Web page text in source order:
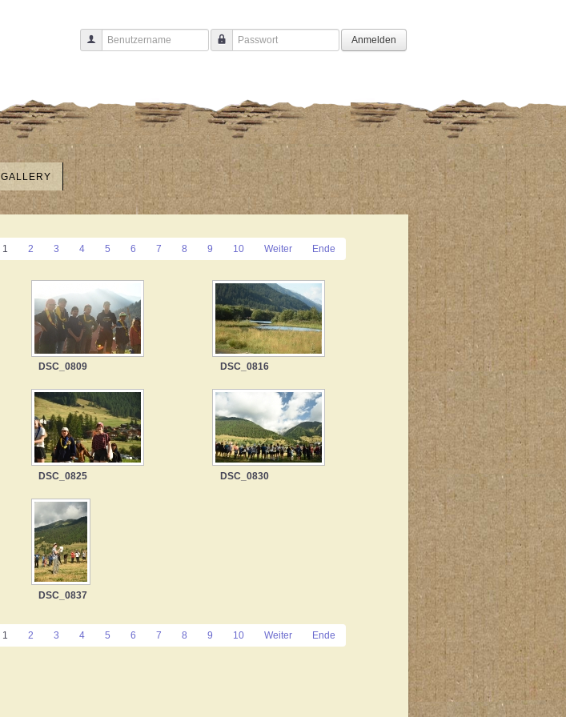
Benutzername Passwort
Anmelden
GALLERY
1 2 3 4 5 6 7 8 9 10 Weiter Ende
DSC_0809 DSC_0816
DSC_0825 DSC_0830
DSC_0837
1 2 3 4 5 6 7 8 9 10 Weiter Ende